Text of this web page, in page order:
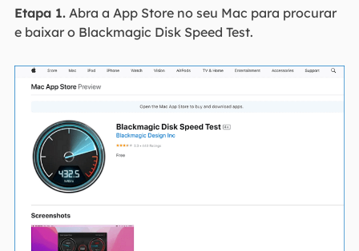
Etapa 1.Abra a App Store no seu Mac para procurar
e baixar o Blackmagic Disk Speed Test.